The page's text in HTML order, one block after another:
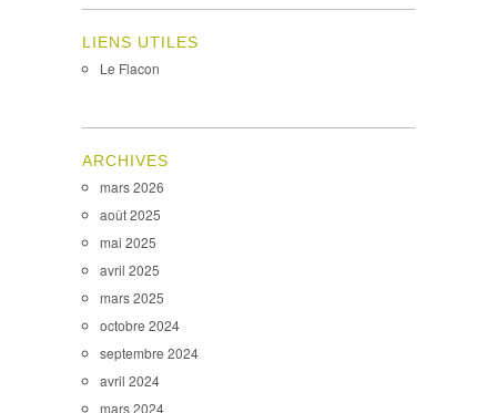
LIENS UTILES
Le Flacon
ARCHIVES
mars 2026
août 2025
mai 2025
avril 2025
mars 2025
octobre 2024
septembre 2024
avril 2024
mars 2024